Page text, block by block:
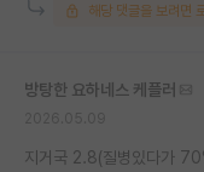
해당 댓글을 보려면
방탕한 요하네스 케플러
지거국 2.8(질병있다가